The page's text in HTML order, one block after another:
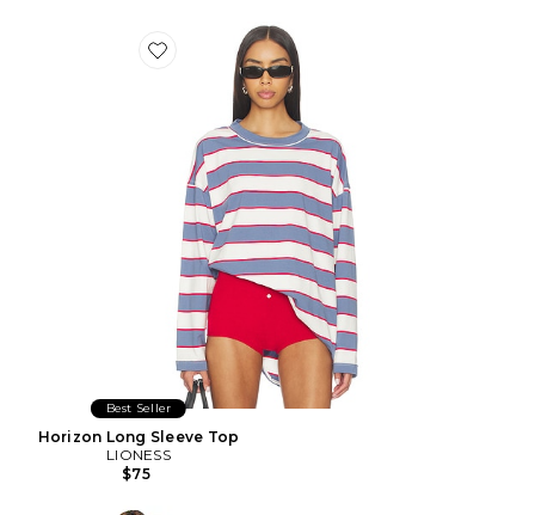
Favorite Horizon Long Sleeve Top
Best Seller
Horizon Long Sleeve Top
LIONESS
$75